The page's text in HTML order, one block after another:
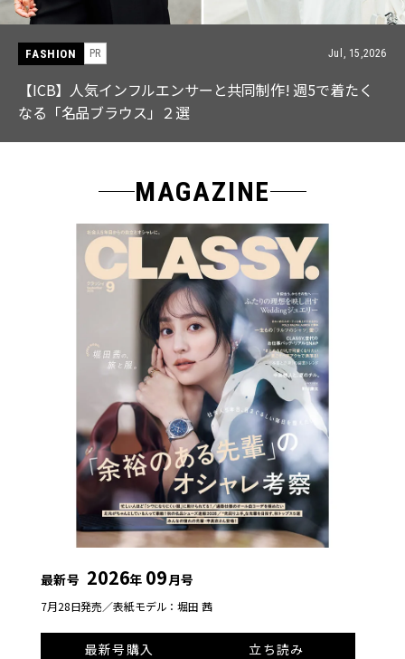
FASHION PR Jul, 15,2026
【ICB】人気インフルエンサーと共同制作! 週5で着たく
なる「名品ブラウス」２選
MAGAZINE
最新号 2026年 09月号
7月28日発売／表紙モデル：堀田 茜
最新号購入
立ち読み